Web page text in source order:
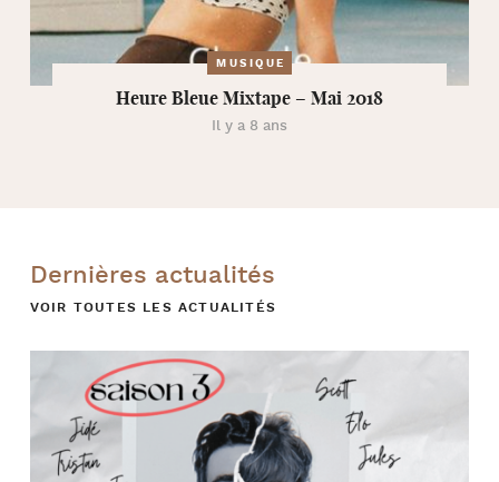
MUSIQUE
Heure Bleue Mixtape – Mai 2018
Il y a 8 ans
Dernières actualités
VOIR TOUTES LES ACTUALITÉS